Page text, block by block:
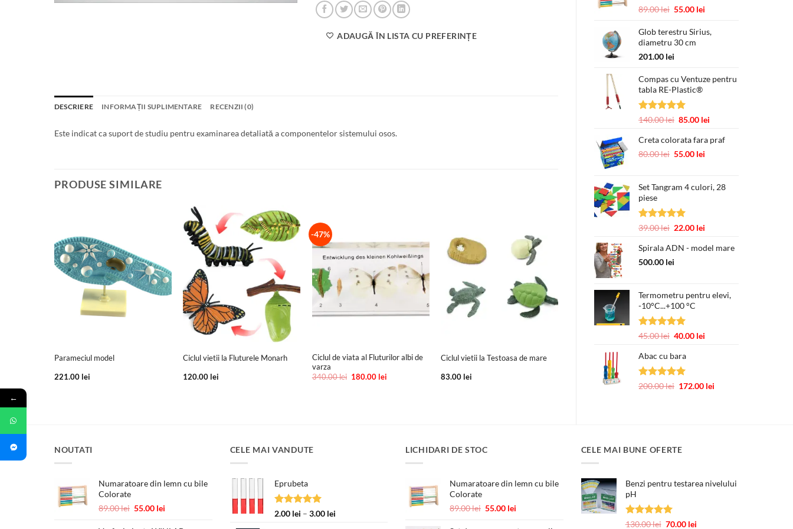
89.00lei Prețul
a
fost:
89.00 lei.
55.00 lei
este:
Glob terestru Sirius,
diametru 30 cm
201.00 lei
Compas cu Ventuze pentru
tabla RE-Plastic®
Evaluat la
140.00lei Prețul
a
fost:
85.00 lei
este:
Creta colorata fara praf
80.00lei Prețul
fost:
55.00 lei
55.00 lei.
Set Tangram 4 culori, 28
piese
Evaluat la
39.00lei Prețul
a
fost:
22.00 lei
este:
Spirala ADN - model mare
500.00 lei
Termometru pentru elevi,
-10°C...+100 °C
Evaluat la
45.00lei Prețul
a
fost:
40.00 lei
Abac cu bara
Evaluat la
200.00lei Prețul
172.00 lei
ADAUGĂ ÎN LISTA CU PREFERINȚE
DESCRIERE INFORMAȚII SUPLIMENTARE RECENZII (0)
Este indicat ca suport de studiu pentru examinarea detaliată a componentelor sistemului osos.
PRODUSE SIMILARE
Parameciul model
221.00 lei
+
Ciclul vietii la Fluturele Monarh
120.00 lei
-47%
Ciclul de viata al Fluturilor albi de
varza
340.00lei Prețul
180.00 leiPrețul
Ciclul vietii la Testoasa de mare
83.00 lei
NOUTATI
Numaratoare din lemn cu bile
Colorate
89.00lei Prețul
55.00 lei
CELE MAI VANDUTE
Eprubeta
Evaluat la
2.00 lei – 3.00 leiInterval
LICHIDARI DE STOC
Numaratoare din lemn cu bile
Colorate
89.00lei Prețul
55.00 lei
CELE MAI BUNE OFERTE
Benzi pentru testarea nivelului
pH
Evaluat la
130.00lei Prețul
70.00 leiPrețul
←